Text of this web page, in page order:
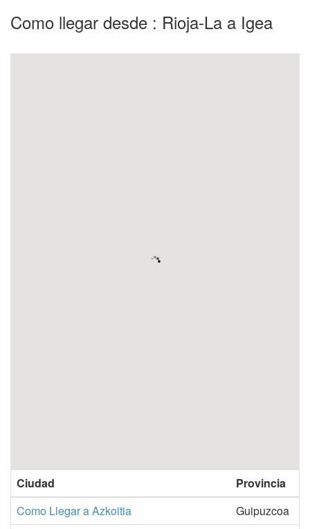
Como llegar desde : Rioja-La a Igea
Ciudad
Provincia
Como Llegar a Azkoitia
Guipuzcoa